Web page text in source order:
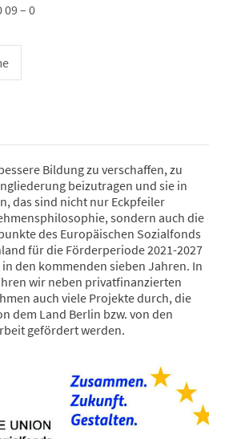
09 – 0
Bildung zu verschaffen, zu
beizutragen und sie in
das sind nicht nur Eckpfeiler
sondern auch die
des Europäischen Sozialfonds
für die Förderperiode 2021-2027
den kommenden sieben Jahren. In
wir neben privatfinanzierten
auch viele Projekte durch, die
dem Land Berlin bzw. von den
gefördert werden.